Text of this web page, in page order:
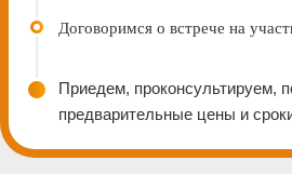
Договоримcя о встрече на
Приедем, проконсультируем,
предварительные цены и